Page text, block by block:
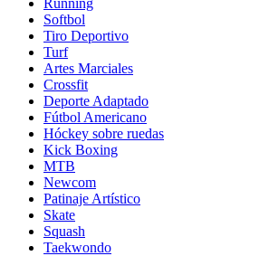
Running
Softbol
Tiro Deportivo
Turf
Artes Marciales
Crossfit
Deporte Adaptado
Fútbol Americano
Hóckey sobre ruedas
Kick Boxing
MTB
Newcom
Patinaje Artístico
Skate
Squash
Taekwondo